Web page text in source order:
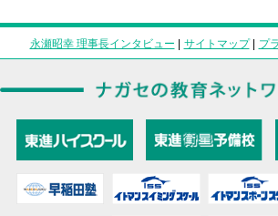
永瀬昭幸 理事長インタビュー | サイトマップ| プ